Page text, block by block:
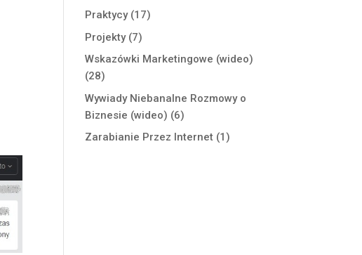
Praktycy(17)
Projekty(7)
Wskazówki Marketingowe (wideo)
(28)
Wywiady Niebanalne Rozmowy o
Biznesie (wideo) (6)
Zarabianie Przez Internet (1)